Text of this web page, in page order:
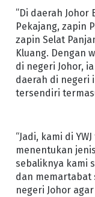
”Di daerah
Pekajang, zapin
zapin Selat
Kluang. Dengan
di negeri Johor,
daerah di negeri
tersendiri
“Jadi, kami di
menentukan
sebaliknya kami
dan memartabat
negeri Johor